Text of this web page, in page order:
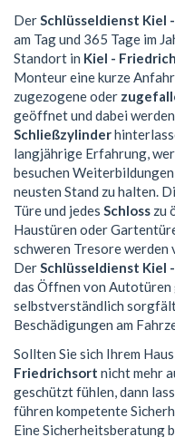
DerSchlüsseldienst Kiel
am Tag und 365 Tage im
Standort in Kiel -
Monteur eine kurze
zugezogene oder
geöffnet und dabei
Schließzylinder
langjährige Erfahrung,
besuchen
neusten Stand zu halten.
Türe und jedes Schloss zu
Haustüren oder
schweren Tresore werden
DerSchlüsseldienst Kiel
das Öffnen von Autotüren
selbstverständlich
Beschädigungen am
Sollten Sie sich Ihrem
Friedrichsort nicht mehr
geschützt fühlen, dann
führen kompetente
Eine Sicherheitsberatung